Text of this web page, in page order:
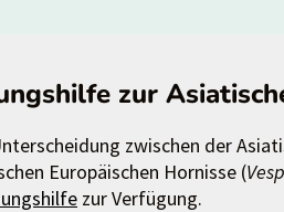
zur
zwischen der
Europäischen Hornisse (
zur Verfügung.